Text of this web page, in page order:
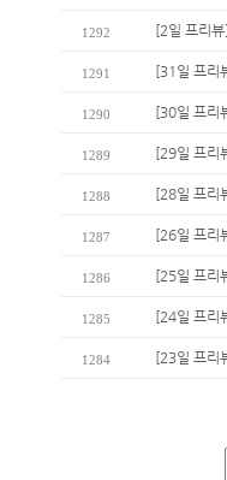
1292 [2일 프리
1291 [31일 프리
1290 [30일 프리
1289 [29일 프리
1288 [28일 프리
1287 [26일 프리
1286 [25일 프리
1285 [24일 프리
1284 [23일 프리